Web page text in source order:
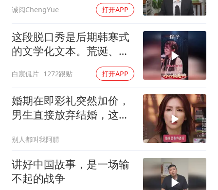
诚阅ChengYue 打开APP
这段脱口秀是后期韩寒式
的文学化文本。荒诞、激
白宸侃片 1272跟贴 打开APP
婚期在即彩礼突然加价，
男生直接放弃结婚，这件
别人都叫我阿腈
讲好中国故事，是一场输
不起的战争